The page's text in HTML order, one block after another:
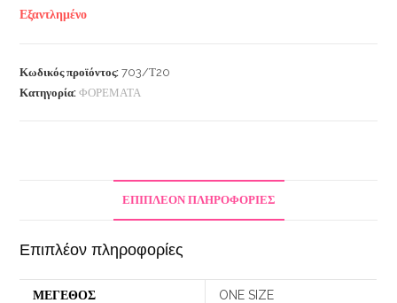
Εξαντλημένο
Κωδικός προϊόντος:703/Τ20
Κατηγορία:ΦΟΡΕΜΑΤΑ
ΕΠΙΠΛΈΟΝ ΠΛΗΡΟΦΟΡΊΕΣ
Επιπλέον πληροφορίες
ΜΕΓΕΘΟΣ ONE SIZE